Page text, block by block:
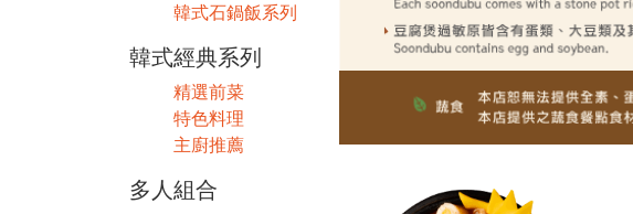
韓式石鍋飯系列
韓式經典系列
精選前菜
特色料理
主廚推薦
多人組合